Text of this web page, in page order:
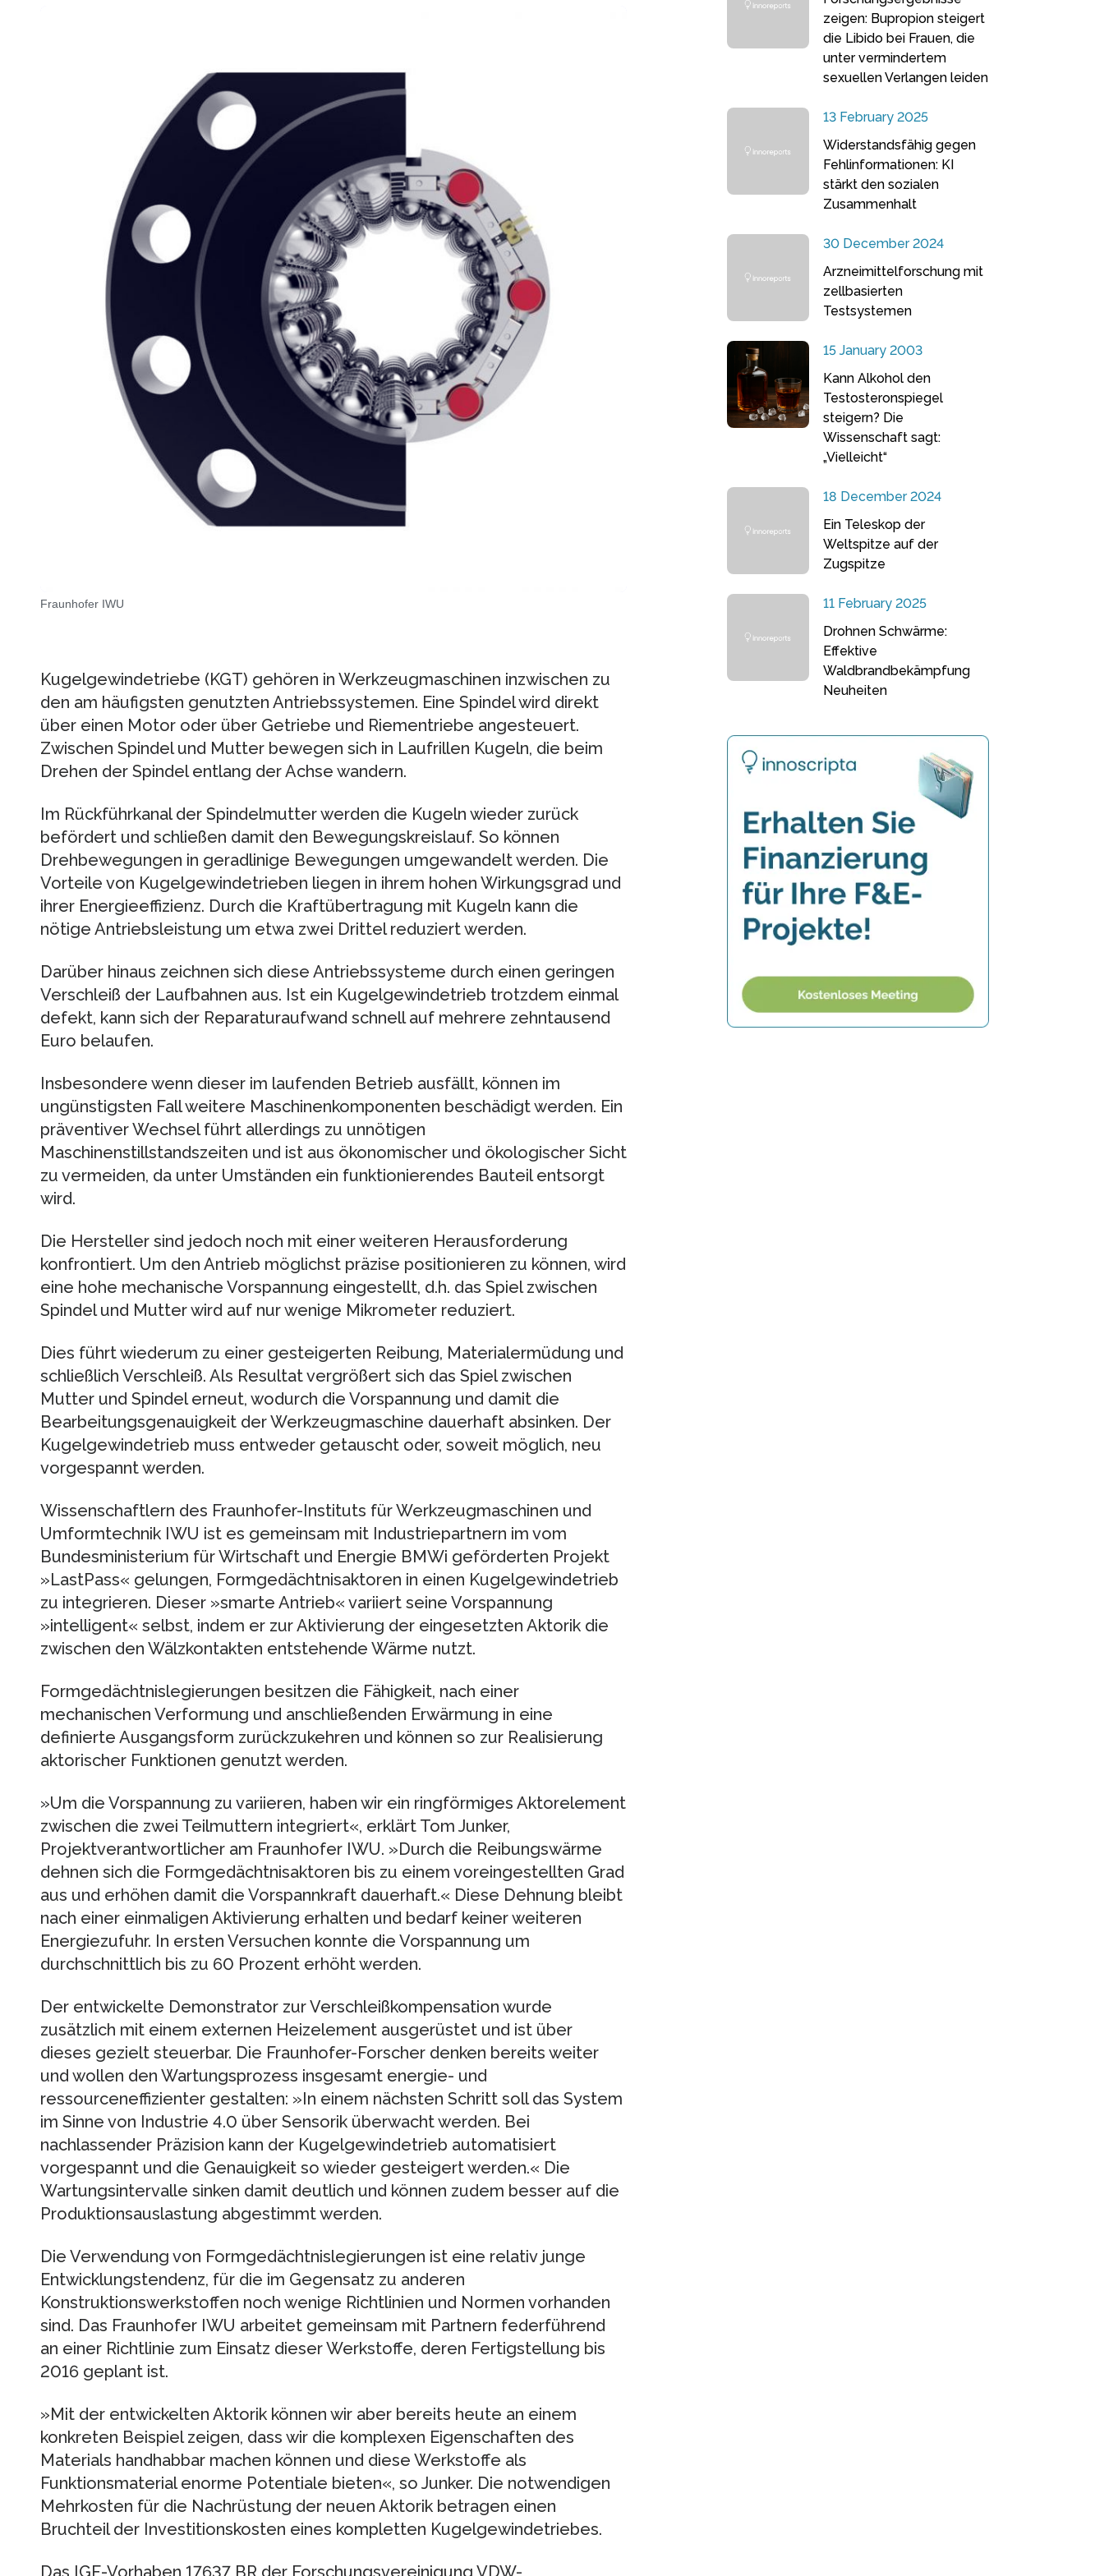
Fraunhofer IWU
Kugelgewindetriebe (KGT) gehören in Werkzeugmaschinen inzwischen zu
den am häufigsten genutzten Antriebssystemen. Eine Spindel wird direkt
über einen Motor oder über Getriebe und Riementriebe angesteuert.
Zwischen Spindel und Mutter bewegen sich in Laufrillen Kugeln, die beim
Drehen der Spindel entlang der Achse wandern.
Im Rückführkanal der Spindelmutter werden die Kugeln wieder zurück
befördert und schließen damit den Bewegungskreislauf. So können
Drehbewegungen in geradlinige Bewegungen umgewandelt werden. Die
Vorteile von Kugelgewindetrieben liegen in ihrem hohen Wirkungsgrad und
ihrer Energieeffizienz. Durch die Kraftübertragung mit Kugeln kann die
nötige Antriebsleistung um etwa zwei Drittel reduziert werden.
Darüber hinaus zeichnen sich diese Antriebssysteme durch einen geringen
Verschleiß der Laufbahnen aus. Ist ein Kugelgewindetrieb trotzdem einmal
defekt, kann sich der Reparaturaufwand schnell auf mehrere zehntausend
Euro belaufen.
Insbesondere wenn dieser im laufenden Betrieb ausfällt, können im
ungünstigsten Fall weitere Maschinenkomponenten beschädigt werden. Ein
präventiver Wechsel führt allerdings zu unnötigen
Maschinenstillstandszeiten und ist aus ökonomischer und ökologischer Sicht
zu vermeiden, da unter Umständen ein funktionierendes Bauteil entsorgt
wird.
Die Hersteller sind jedoch noch mit einer weiteren Herausforderung
konfrontiert. Um den Antrieb möglichst präzise positionieren zu können, wird
eine hohe mechanische Vorspannung eingestellt, d.h. das Spiel zwischen
Spindel und Mutter wird auf nur wenige Mikrometer reduziert.
Dies führt wiederum zu einer gesteigerten Reibung, Materialermüdung und
schließlich Verschleiß. Als Resultat vergrößert sich das Spiel zwischen
Mutter und Spindel erneut, wodurch die Vorspannung und damit die
Bearbeitungsgenauigkeit der Werkzeugmaschine dauerhaft absinken. Der
Kugelgewindetrieb muss entweder getauscht oder, soweit möglich, neu
vorgespannt werden.
Wissenschaftlern des Fraunhofer-Instituts für Werkzeugmaschinen und
Umformtechnik IWU ist es gemeinsam mit Industriepartnern im vom
Bundesministerium für Wirtschaft und Energie BMWi geförderten Projekt
»LastPass« gelungen, Formgedächtnisaktoren in einen Kugelgewindetrieb
zu integrieren. Dieser »smarte Antrieb« variiert seine Vorspannung
»intelligent« selbst, indem er zur Aktivierung der eingesetzten Aktorik die
zwischen den Wälzkontakten entstehende Wärme nutzt.
Formgedächtnislegierungen besitzen die Fähigkeit, nach einer
mechanischen Verformung und anschließenden Erwärmung in eine
definierte Ausgangsform zurückzukehren und können so zur Realisierung
aktorischer Funktionen genutzt werden.
»Um die Vorspannung zu variieren, haben wir ein ringförmiges Aktorelement
zwischen die zwei Teilmuttern integriert«, erklärt Tom Junker,
Projektverantwortlicher am Fraunhofer IWU. »Durch die Reibungswärme
dehnen sich die Formgedächtnisaktoren bis zu einem voreingestellten Grad
aus und erhöhen damit die Vorspannkraft dauerhaft.« Diese Dehnung bleibt
nach einer einmaligen Aktivierung erhalten und bedarf keiner weiteren
Energiezufuhr. In ersten Versuchen konnte die Vorspannung um
durchschnittlich bis zu 60 Prozent erhöht werden.
Der entwickelte Demonstrator zur Verschleißkompensation wurde
zusätzlich mit einem externen Heizelement ausgerüstet und ist über
dieses gezielt steuerbar. Die Fraunhofer-Forscher denken bereits weiter
und wollen den Wartungsprozess insgesamt energie- und
ressourceneffizienter gestalten: »In einem nächsten Schritt soll das System
im Sinne von Industrie 4.0 über Sensorik überwacht werden. Bei
nachlassender Präzision kann der Kugelgewindetrieb automatisiert
vorgespannt und die Genauigkeit so wieder gesteigert werden.« Die
Wartungsintervalle sinken damit deutlich und können zudem besser auf die
Produktionsauslastung abgestimmt werden.
Die Verwendung von Formgedächtnislegierungen ist eine relativ junge
Entwicklungstendenz, für die im Gegensatz zu anderen
Konstruktionswerkstoffen noch wenige Richtlinien und Normen vorhanden
sind. Das Fraunhofer IWU arbeitet gemeinsam mit Partnern federführend
an einer Richtlinie zum Einsatz dieser Werkstoffe, deren Fertigstellung bis
2016 geplant ist.
»Mit der entwickelten Aktorik können wir aber bereits heute an einem
konkreten Beispiel zeigen, dass wir die komplexen Eigenschaften des
Materials handhabbar machen können und diese Werkstoffe als
Funktionsmaterial enorme Potentiale bieten«, so Junker. Die notwendigen
Mehrkosten für die Nachrüstung der neuen Aktorik betragen einen
Bruchteil der Investitionskosten eines kompletten Kugelgewindetriebes.
zeigen: Bupropion steigert
die Libido bei Frauen, die
unter vermindertem
sexuellen Verlangen leiden
13 February 2025
Widerstandsfähig gegen
Fehlinformationen: KI
stärkt den sozialen
Zusammenhalt
30 December 2024
Arzneimittelforschung mit
zellbasierten
Testsystemen
15 January 2003
Kann Alkohol den
Testosteronspiegel
steigern? Die
Wissenschaft sagt:
„Vielleicht“
18 December 2024
Ein Teleskop der
Weltspitze auf der
Zugspitze
11 February 2025
Drohnen Schwärme:
Effektive
Waldbrandbekämpfung
Neuheiten